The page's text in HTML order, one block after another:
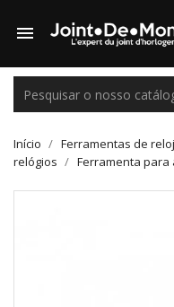

Início Ferramentas de
relógios
Ferramenta